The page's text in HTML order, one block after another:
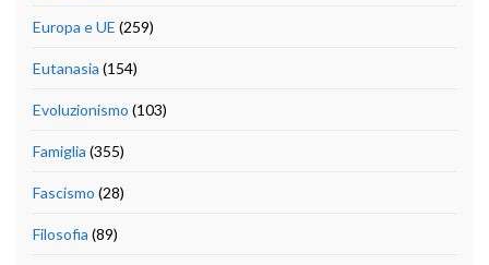
Europa e UE (259)
Eutanasia (154)
Evoluzionismo (103)
Famiglia (355)
Fascismo (28)
Filosofia (89)